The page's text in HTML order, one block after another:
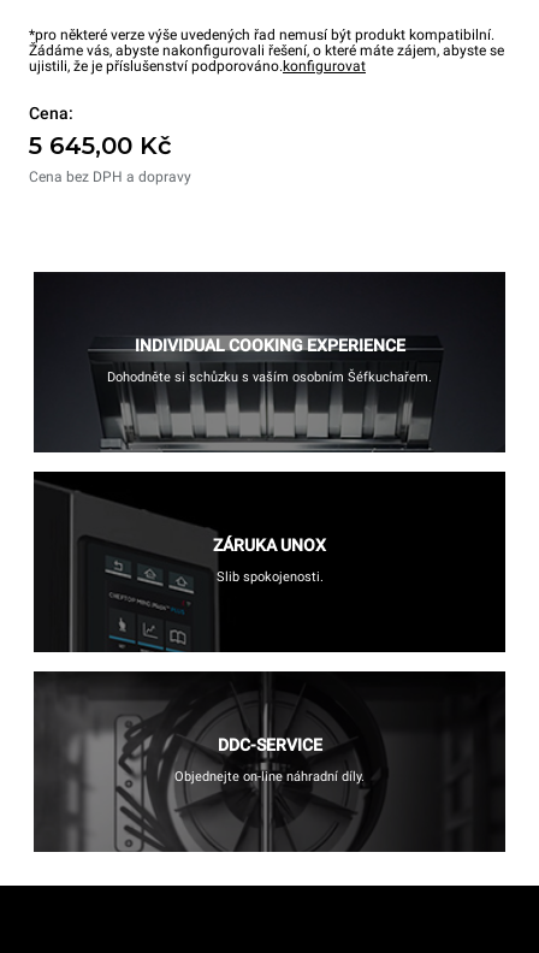
*pro některé verze výše uvedených řad nemusí být produkt kompatibilní.
Žádáme vás, abyste nakonfigurovali řešení, o které máte zájem, abyste se
ujistili, že je příslušenství podporováno. konfigurovat
Cena:
5 645,00 Kč
Cena bez DPH a dopravy
INDIVIDUAL COOKING EXPERIENCE
Dohodněte si schůzku s vaším osobním Šéfkuchařem.
ZÁRUKA UNOX
Slib spokojenosti.
DDC-SERVICE
Objednejte on-line náhradní díly.